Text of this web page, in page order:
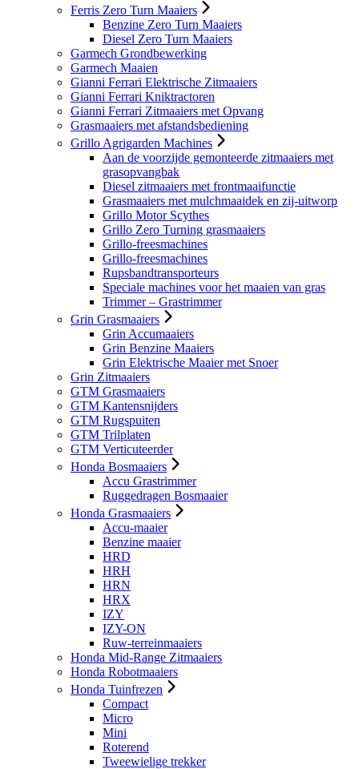
Ferris Zero Turn Maaiers
Benzine Zero Turn Maaiers
Diesel Zero Turn Maaiers
Garmech Grondbewerking
Garmech Maaien
Gianni Ferrari Elektrische Zitmaaiers
Gianni Ferrari Kniktractoren
Gianni Ferrari Zitmaaiers met Opvang
Grasmaaiers met afstandsbediening
Grillo Agrigarden Machines
Aan de voorzijde gemonteerde zitmaaiers met
grasopvangbak
Diesel zitmaaiers met frontmaaifunctie
Grasmaaiers met mulchmaaidek en zij-uitworp
Grillo Motor Scythes
Grillo Zero Turning grasmaaiers
Grillo-freesmachines
Grillo-freesmachines
Rupsbandtransporteurs
Speciale machines voor het maaien van gras
Trimmer – Grastrimmer
Grin Grasmaaiers
Grin Accumaaiers
Grin Benzine Maaiers
Grin Elektrische Maaier met Snoer
Grin Zitmaaiers
GTM Grasmaaiers
GTM Kantensnijders
GTM Rugspuiten
GTM Trilplaten
GTM Verticuteerder
Honda Bosmaaiers
Accu Grastrimmer
Ruggedragen Bosmaaier
Honda Grasmaaiers
Accu-maaier
Benzine maaier
HRD
HRH
HRN
HRX
IZY
IZY-ON
Ruw-terreinmaaiers
Honda Mid-Range Zitmaaiers
Honda Robotmaaiers
Honda Tuinfrezen
Compact
Micro
Mini
Roterend
Tweewielige trekker